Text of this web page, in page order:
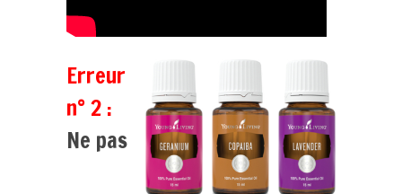
Erreur
n° 2 :
Ne pas